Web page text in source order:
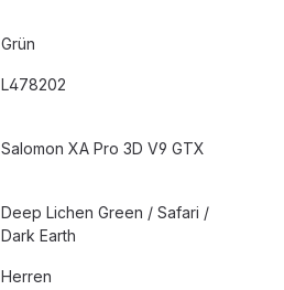
Grün
L478202
Salomon XA Pro 3D V9 GTX
Deep Lichen Green / Safari /
Dark Earth
Herren